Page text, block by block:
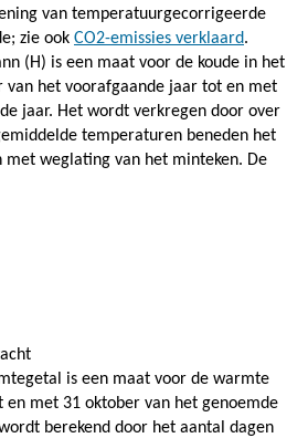
van temperatuurgecorrigeerde
zie ook CO2-emissies verklaard.
(H) is een maat voor de koude in het
van het voorafgaande jaar tot en met
jaar. Het wordt verkregen door over
temperaturen beneden het
weglating van het minteken. De
is een maat voor de warmte
met 31 oktober van het genoemde
berekend door het aantal dagen